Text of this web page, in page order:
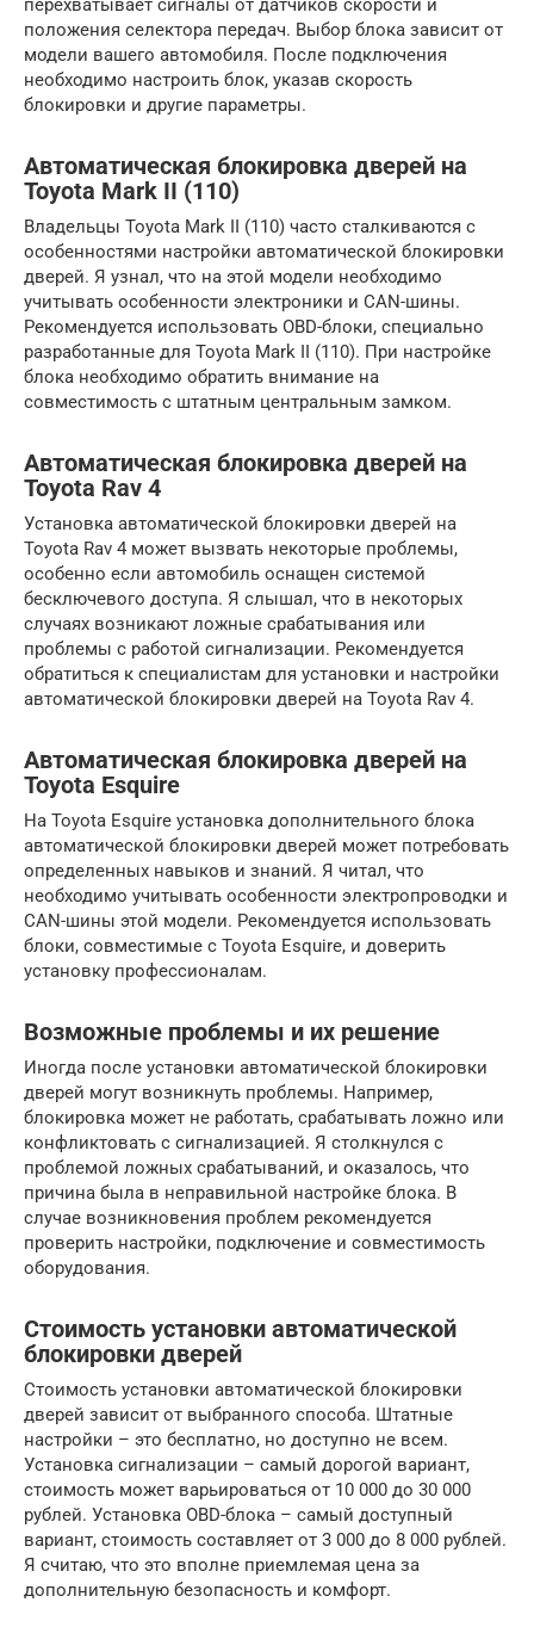
перехватывает сигналы от датчиков скорости и
положения селектора передач. Выбор блока зависит от
модели вашего автомобиля. После подключения
необходимо настроить блок, указав скорость
блокировки и другие параметры.
Автоматическая блокировка дверей на
Toyota Mark II (110)
Владельцы Toyota Mark II (110) часто сталкиваются с
особенностями настройки автоматической блокировки
дверей. Я узнал, что на этой модели необходимо
учитывать особенности электроники и CAN-шины.
Рекомендуется использовать OBD-блоки, специально
разработанные для Toyota Mark II (110). При настройке
блока необходимо обратить внимание на
совместимость с штатным центральным замком.
Автоматическая блокировка дверей на
Toyota Rav 4
Установка автоматической блокировки дверей на
Toyota Rav 4 может вызвать некоторые проблемы,
особенно если автомобиль оснащен системой
бесключевого доступа. Я слышал, что в некоторых
случаях возникают ложные срабатывания или
проблемы с работой сигнализации. Рекомендуется
обратиться к специалистам для установки и настройки
автоматической блокировки дверей на Toyota Rav 4.
Автоматическая блокировка дверей на
Toyota Esquire
На Toyota Esquire установка дополнительного блока
автоматической блокировки дверей может потребовать
определенных навыков и знаний. Я читал, что
необходимо учитывать особенности электропроводки и
CAN-шины этой модели. Рекомендуется использовать
блоки, совместимые с Toyota Esquire, и доверить
установку профессионалам.
Возможные проблемы и их решение
Иногда после установки автоматической блокировки
дверей могут возникнуть проблемы. Например,
блокировка может не работать, срабатывать ложно или
конфликтовать с сигнализацией. Я столкнулся с
проблемой ложных срабатываний, и оказалось, что
причина была в неправильной настройке блока. В
случае возникновения проблем рекомендуется
проверить настройки, подключение и совместимость
оборудования.
Стоимость установки автоматической
блокировки дверей
Стоимость установки автоматической блокировки
дверей зависит от выбранного способа. Штатные
настройки – это бесплатно, но доступно не всем.
Установка сигнализации – самый дорогой вариант,
стоимость может варьироваться от 10 000 до 30 000
рублей. Установка OBD-блока – самый доступный
вариант, стоимость составляет от 3 000 до 8 000 рублей.
Я считаю, что это вполне приемлемая цена за
дополнительную безопасность и комфорт.